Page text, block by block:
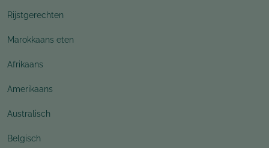
Rijstgerechten
Marokkaans eten
Afrikaans
Amerikaans
Australisch
Belgisch